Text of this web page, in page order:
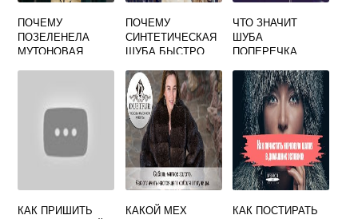
ПОЧЕМУ
ПОЗЕЛЕНЕЛА
МУТОНОВАЯ
ПОЧЕМУ
СИНТЕТИЧЕСКАЯ
ШУБА БЫСТРО
ЧТО ЗНАЧИТ
ШУБА
ПОПЕРЕЧКА
КАК ПРИШИТЬ
КАКОЙ МЕХ
КАК ПОСТИРАТЬ